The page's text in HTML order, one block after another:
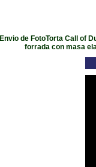
Envio de FotoTorta Call of
forrada con masa